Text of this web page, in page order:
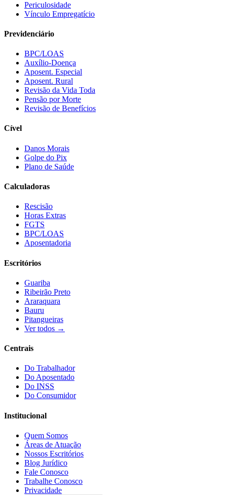
Periculosidade
Vínculo Empregatício
Previdenciário
BPC/LOAS
Auxílio-Doença
Aposent. Especial
Aposent. Rural
Revisão da Vida Toda
Pensão por Morte
Revisão de Benefícios
Cível
Danos Morais
Golpe do Pix
Plano de Saúde
Calculadoras
Rescisão
Horas Extras
FGTS
BPC/LOAS
Aposentadoria
Escritórios
Guariba
Ribeirão Preto
Araraquara
Bauru
Pitangueiras
Ver todos →
Centrais
Do Trabalhador
Do Aposentado
Do INSS
Do Consumidor
Institucional
Quem Somos
Áreas de Atuação
Nossos Escritórios
Blog Jurídico
Fale Conosco
Trabalhe Conosco
Privacidade